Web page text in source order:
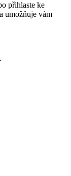
přihlaste ke
umožňuje vám